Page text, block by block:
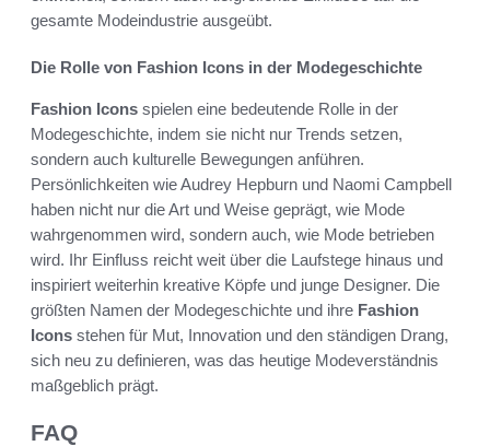
gesamte Modeindustrie ausgeübt.
Die Rolle von Fashion Icons in der Modegeschichte
Fashion Icons spielen eine bedeutende Rolle in der
Modegeschichte, indem sie nicht nur Trends setzen,
sondern auch kulturelle Bewegungen anführen.
Persönlichkeiten wie Audrey Hepburn und Naomi Campbell
haben nicht nur die Art und Weise geprägt, wie Mode
wahrgenommen wird, sondern auch, wie Mode betrieben
wird. Ihr Einfluss reicht weit über die Laufstege hinaus und
inspiriert weiterhin kreative Köpfe und junge Designer. Die
größten Namen der Modegeschichte und ihre Fashion
Icons stehen für Mut, Innovation und den ständigen Drang,
sich neu zu definieren, was das heutige Modeverständnis
maßgeblich prägt.
FAQ